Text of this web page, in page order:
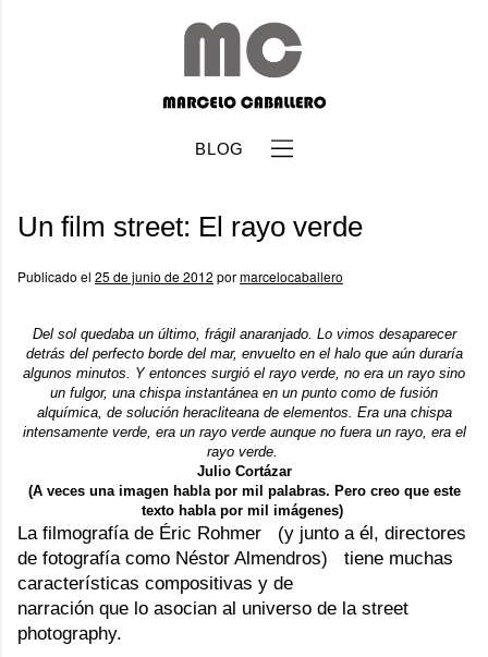
BLOG
Un film street: El rayo verde
Publicado el 25 de junio de 2012 pormarcelocaballero
Del sol quedaba un último, frágil anaranjado. Lo vimos desaparecer
detrás del perfecto borde del mar, envuelto en el halo que aún duraría
algunos minutos. Y entonces surgió el rayo verde, no era un rayo sino
un fulgor, una chispa instantánea en un punto como de fusión
alquímica, de solución heracliteana de elementos. Era una chispa
intensamente verde, era un rayo verde aunque no fuera un rayo, era el
rayo verde.
Julio Cortázar
(A veces una imagen habla por mil palabras. Pero creo que este
texto habla por mil imágenes)
La filmografía de Éric Rohmer
(y junto a él, directores
de fotografía como Néstor Almendros) tiene muchas
características compositivas y de
narración que lo asocian al universo de la street
photography.